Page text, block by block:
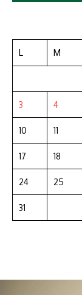
L M
3 4
10 11
17 18
24 25
31